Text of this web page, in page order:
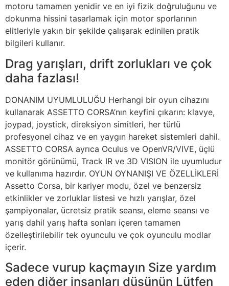
motoru tamamen yenidir ve en iyi fizik doğruluğunu ve
dokunma hissini tasarlamak için motor sporlarının
elitleriyle yakın bir şekilde çalışarak edinilen pratik
bilgileri kullanır.
Drag yarışları, drift zorlukları ve çok
daha fazlası!
DONANIM UYUMLULUĞU Herhangi bir oyun cihazını
kullanarak ASSETTO CORSA’nın keyfini çıkarın: klavye,
joypad, joystick, direksiyon simitleri, her türlü
profesyonel cihaz ve en yaygın hareket sistemleri dahil.
ASSETTO CORSA ayrıca Oculus ve OpenVR/VIVE, üçlü
monitör görünümü, Track IR ve 3D VISION ile uyumludur
ve kullanıma hazırdır. OYUN OYNANIŞI VE ÖZELLİKLERİ
Assetto Corsa, bir kariyer modu, özel ve benzersiz
etkinlikler ve zorluklar listesi ve hızlı yarışlar, özel
şampiyonalar, ücretsiz pratik seansı, eleme seansı ve
yarış dahil yarış hafta sonları içeren tamamen
özelleştirilebilir tek oyunculu ve çok oyunculu modlar
içerir.
Sadece vurup kaçmayın Size yardım
eden diğer insanları düşünün Lütfen